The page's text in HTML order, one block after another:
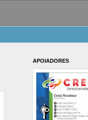
APOIADORES